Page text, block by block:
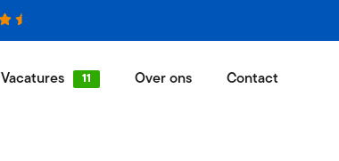
Vacatures Over ons Contact